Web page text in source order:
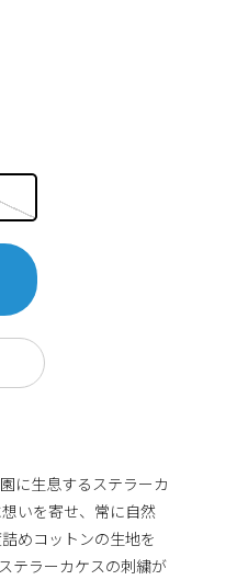
に生息するステラーカ
いを寄せ、常に自然
めコットンの生地を
テラーカケスの刺繍が